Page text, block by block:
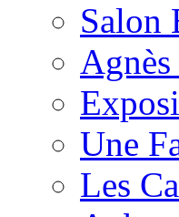
Salon
Une
Les